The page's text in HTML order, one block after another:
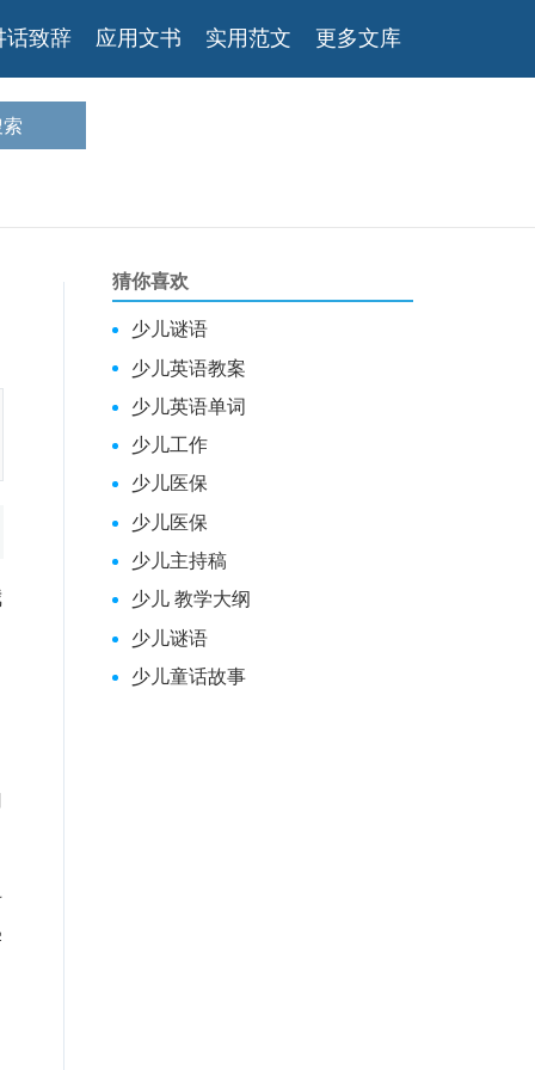
话致辞 应用文书 实用范文 更多文库
猜你喜欢
少儿谜语
少儿英语教案
少儿英语单词
少儿工作
少儿医保
少儿医保
少儿主持稿
少儿 教学大纲
少儿谜语
少儿童话故事